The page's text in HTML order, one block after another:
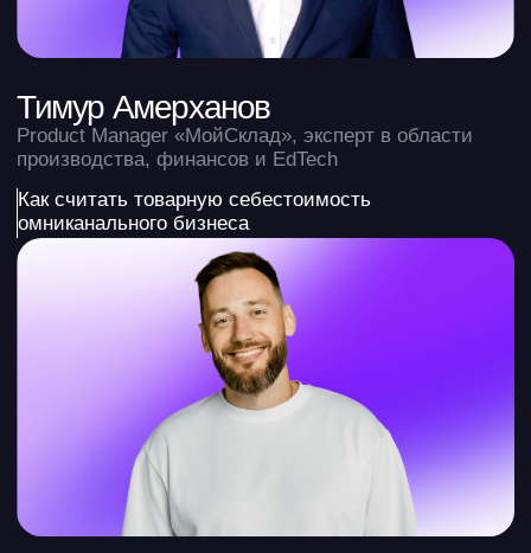
Екатерина Яхонтова
Спикер Альфа-Банка и Skillbox, автор курсов
по нейросетям для финансистов, 18 лет в финансах
Как финансисту освободить 4 часа в день